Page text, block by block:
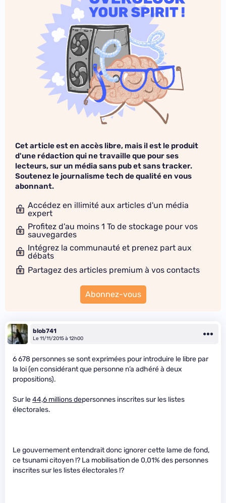
Cet article est en accès libre, mais il est le produit
d'une rédaction qui ne travaille que pour ses
lecteurs, sur un média sans pub et sans tracker.
Soutenez le journalisme tech de qualité en vous
abonnant.
Accédez en illimité aux articles d'un média
expert
Profitez d'au moins 1 To de stockage pour vos
sauvegardes
Intégrez la communauté et prenez part aux
débats
Partagez des articles premium à vos contacts
Abonnez-vous
blob741
Le 11/11/2015 à 12h00
6 678 personnes se sont exprimées pour introduire le libre par
la loi (en considérant que personne n’a adhéré à deux
propositions).
Sur le44,6 millions depersonnes inscrites sur les listes
électorales.
Le gouvernement entendrait donc ignorer cette lame de fond,
ce tsunami citoyen !? La mobilisation de 0,01% des personnes
inscrites sur les listes électorales !?